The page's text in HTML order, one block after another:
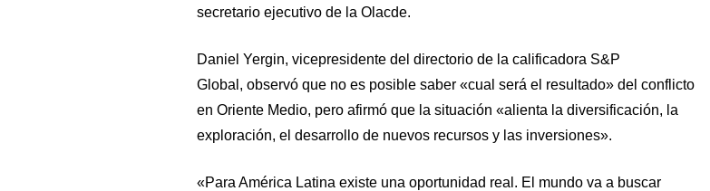
secretario ejecutivo de la Olacde.
Daniel Yergin, vicepresidente del directorio de la calificadora S&P
Global, observó que no es posible saber «cual será el resultado» del conflicto
en Oriente Medio, pero afirmó que la situación «alienta la diversificación, la
exploración, el desarrollo de nuevos recursos y las inversiones».
«Para América Latina existe una oportunidad real. El mundo va a buscar